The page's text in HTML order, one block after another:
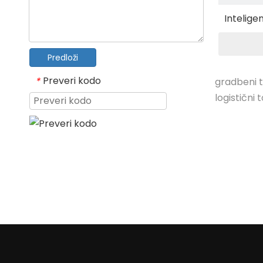
Predloži
* Preveri kodo
6X4
gradbeni
logistični